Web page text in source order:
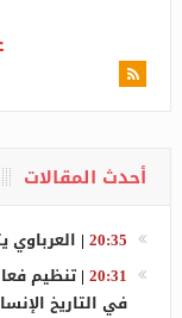
أحدث المقالات
20:35
|
20:31
| تنظيم
في التاريخ